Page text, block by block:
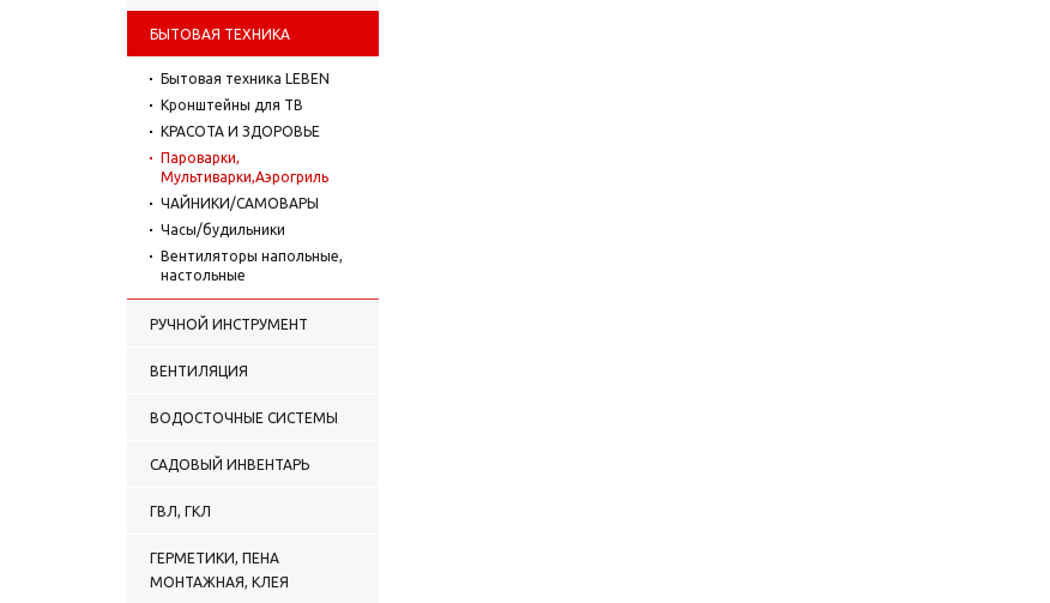
БЫТОВАЯ ТЕХНИКА
Бытовая техника LEBEN
Кронштейны для ТВ
КРАСОТА И ЗДОРОВЬЕ
Пароварки,
Мультиварки,Аэрогриль
ЧАЙНИКИ/САМОВАРЫ
Часы/будильники
Вентиляторы напольные,
настольные
РУЧНОЙ ИНСТРУМЕНТ
ВЕНТИЛЯЦИЯ
ВОДОСТОЧНЫЕ СИСТЕМЫ
САДОВЫЙ ИНВЕНТАРЬ
ГВЛ, ГКЛ
ГЕРМЕТИКИ, ПЕНА
МОНТАЖНАЯ, КЛЕЯ